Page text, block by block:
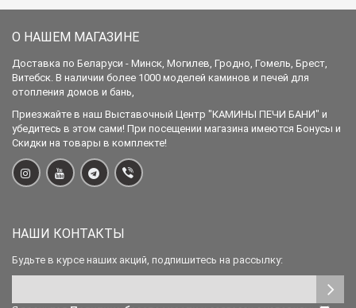
О НАШЕМ МАГАЗИНЕ
Доставка по Беларуси - Минск, Могилев, Гродно, Гомель, Брест,
Витебск. В наличии более 1000 моделей каминов и печей для
отопления домов и бань,
Приезжайте в наш Выставочный Центр "КАМИНЫ ПЕЧИ БАНИ" и
убедитесь в этом сами! При посещении магазина имеются Бонусы и
Скидки на товары в комплекте!
НАШИ КОНТАКТЫ
Будьте в курсе наших акций, подпишитесь на рассылку: